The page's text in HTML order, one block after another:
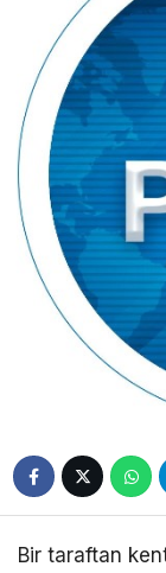
Bir taraftan